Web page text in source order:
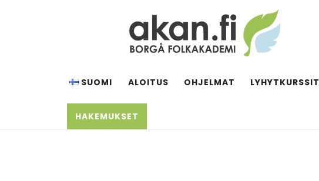
AKAN.FI
SUOMI ALOITUS OHJELMAT LYHYTKURSSIT
HAKEMUKSET